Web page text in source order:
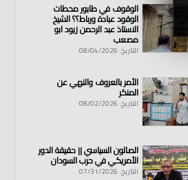
الوقوف في طابور محطات
الوقود عبادة ورباط؟؟ الشيخ
الاستاذ عبد الرحمن زيود ابو
مصعب
التاريخ: 08/04/2026
الأمر بالعروف والنهي عن
المنكر
التاريخ: 08/02/2026
الصالون السياسي || حقيقة الدور
الأمريكي في حرب السودان
التاريخ: 07/31/2026